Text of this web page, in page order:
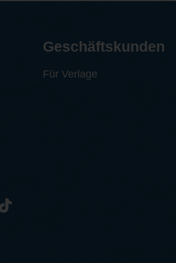
Geschäftskunden
Für Verlage